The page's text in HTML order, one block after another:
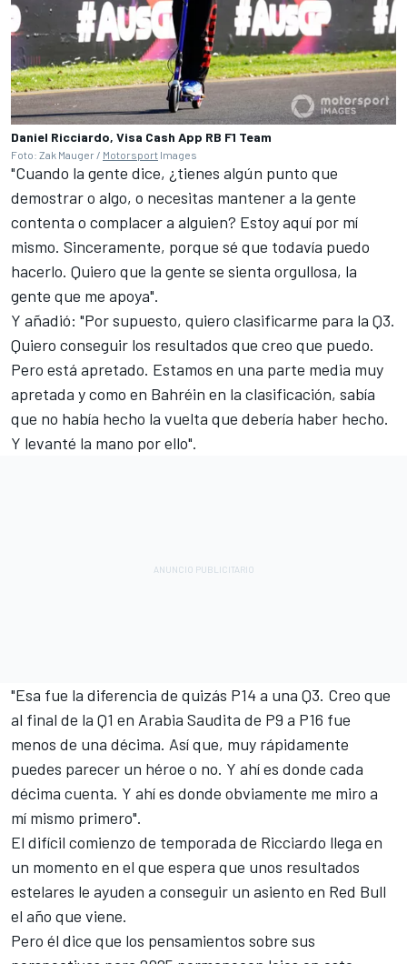
Daniel Ricciardo, Visa Cash App RB F1 Team
Foto: Zak Mauger / Motorsport Images
"Cuando la gente dice, ¿tienes algún punto que
demostrar o algo, o necesitas mantener a la gente
contenta o complacer a alguien? Estoy aquí por mí
mismo. Sinceramente, porque sé que todavía puedo
hacerlo. Quiero que la gente se sienta orgullosa, la
gente que me apoya".
Y añadió: "Por supuesto, quiero clasificarme para la Q3.
Quiero conseguir los resultados que creo que puedo.
Pero está apretado. Estamos en una parte media muy
apretada y como en Bahréin en la clasificación, sabía
que no había hecho la vuelta que debería haber hecho.
Y levanté la mano por ello".
"Esa fue la diferencia de quizás P14 a una Q3. Creo que
al final de la Q1 en Arabia Saudita de P9 a P16 fue
menos de una décima. Así que, muy rápidamente
puedes parecer un héroe o no. Y ahí es donde cada
décima cuenta. Y ahí es donde obviamente me miro a
mí mismo primero".
El difícil comienzo de temporada de Ricciardo llega en
un momento en el que espera que unos resultados
estelares le ayuden a conseguir un asiento en Red Bull
el año que viene.
Pero él dice que los pensamientos sobre sus